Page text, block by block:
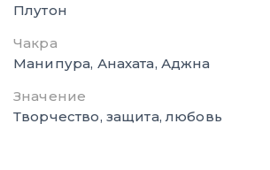
Плутон
Чакра
Манипура, Анахата, Аджна
Значение
Творчество, защита, любовь